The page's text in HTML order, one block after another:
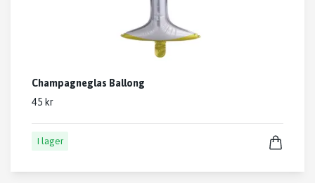
Champagneglas Ballong
45 kr
I lager